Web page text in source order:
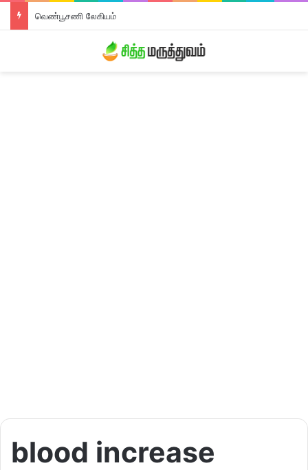
வெண்பூசணி லேகியம்
blood increase